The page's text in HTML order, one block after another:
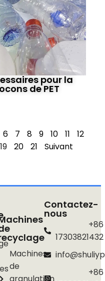
pour la
de PET
6 7 8 9 10 11
12
19 20 21 Suivant
Machines
de
Contactez-
nous
+86
17303821432
+86